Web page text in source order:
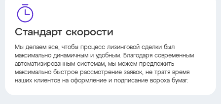
Стандарт скорости
Мы делаем все, чтобы процесс лизинговой сделки был
максимально динамичным и удобным. Благодаря современным
автоматизированным системам, мы можем предложить
максимально быстрое рассмотрение заявок, не тратя время
наших клиентов на оформление и подписание вороха бумаг.